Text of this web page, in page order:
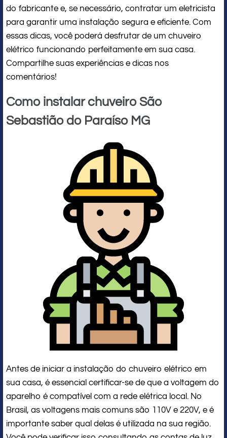
do fabricante e, se necessário, contratar um eletricista
para garantir uma instalação segura e eficiente. Com
essas dicas, você poderá desfrutar de um chuveiro
elétrico funcionando perfeitamente em sua casa.
Compartilhe suas experiências e dicas nos
comentários!
Como instalar chuveiro São
Sebastião do Paraíso MG
Antes de iniciar a instalação do chuveiro elétrico em
sua casa, é essencial certificar-se de que a voltagem do
aparelho é compatível com a rede elétrica local. No
Brasil, as voltagens mais comuns são 110V e 220V, e é
importante saber qual delas é utilizada na sua região.